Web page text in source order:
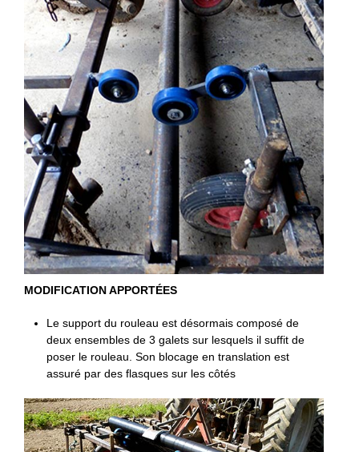
MODIFICATION APPORTÉES
Le support du rouleau est désormais composé de
deux ensembles de 3 galets sur lesquels il suffit de
poser le rouleau. Son blocage en translation est
assuré par des flasques sur les côtés